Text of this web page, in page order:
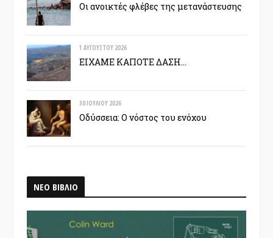
Οι ανοικτές φλέβες της μετανάστευσης
1 ΑΥΓΟΎΣΤΟΥ 2026
ΕΙΧΑΜΕ ΚΑΠΟΤΕ ΔΑΣΗ…
30 ΙΟΥΛΊΟΥ 2026
Οδύσσεια: Ο νόστος του ενόχου
ΝΕΟ ΒΙΒΛΙΟ